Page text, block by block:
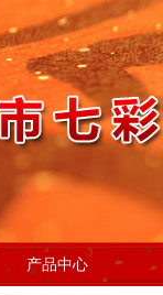
产品中心